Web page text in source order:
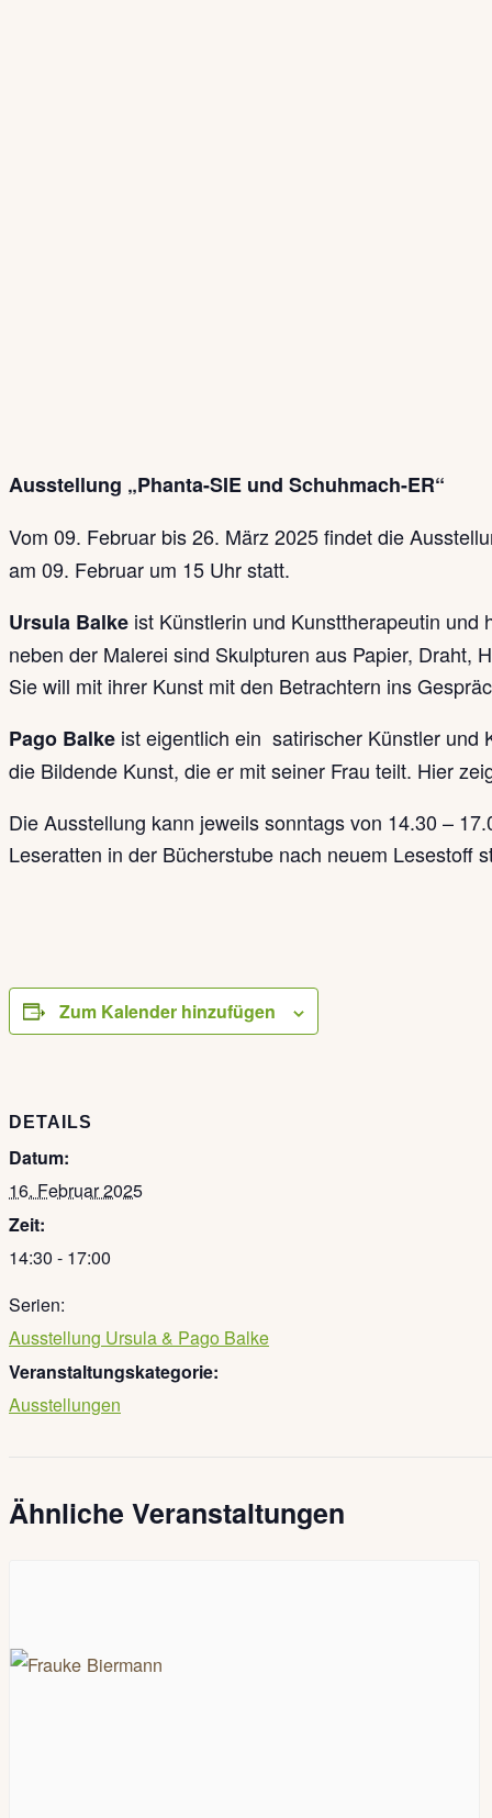
Ausstellung „Phanta-SIE und Schuhmach-ER“
Vom 09. Februar bis 26. März 2025 findet die
am 09. Februar um 15 Uhr statt.
Ursula Balke ist Künstlerin und Kunsttherapeutin
neben der Malerei sind Skulpturen aus Papier, Draht,
Sie will mit ihrer Kunst mit den Betrachtern ins
Pago Balke ist eigentlich ein satirischer Künstler und
die Bildende Kunst, die er mit seiner Frau teilt. Hier
Die Ausstellung kann jeweils sonntags von 14.30 –
Leseratten in der Bücherstube nach neuem Lesestoff
Zum Kalender hinzufügen
DETAILS
Datum:
16. Februar 2025
Zeit:
14:30 - 17:00
Serien:
Ausstellung Ursula & Pago Balke
Veranstaltungskategorie:
Ausstellungen
Ähnliche Veranstaltungen